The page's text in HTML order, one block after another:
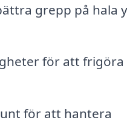
grepp på hala
för att frigöra
för att hantera